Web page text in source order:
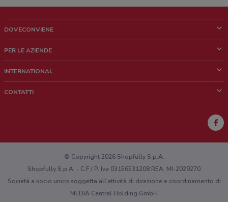
DOVECONVIENE
Chi siamo
Lavora con noi
PER LE AZIENDE
Richieste commerciali e marketing
INTERNATIONAL
CONTATTI
Hai un malfunzionamento sul web o sull'app?
© Copyright 2026 Shopfully S.p.A.
Shopfully S.p.A. - C.F / P. Iva 03156531208 REA: MI-2029270
Società a socio unico soggetta all’attività di direzione e coordinamento di
MEDIA Central Holding GmbH